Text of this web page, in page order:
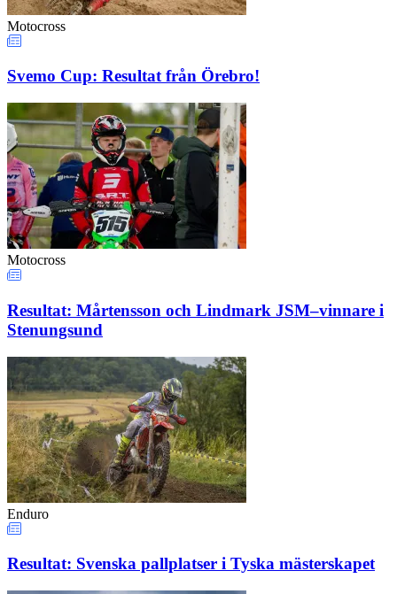
Motocross
Svemo Cup: Resultat från Örebro!
Motocross
Resultat: Mårtensson och Lindmark JSM–vinnare i
Stenungsund
Enduro
Resultat: Svenska pallplatser i Tyska mästerskapet